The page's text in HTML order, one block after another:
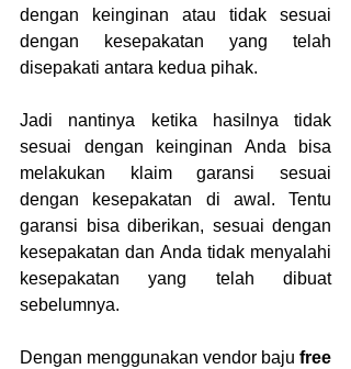
dengan keinginan atau tidak sesuai
dengan kesepakatan yang telah
disepakati antara kedua pihak.
Jadi nantinya ketika hasilnya tidak
sesuai dengan keinginan Anda bisa
melakukan klaim garansi sesuai
dengan kesepakatan di awal. Tentu
garansi bisa diberikan, sesuai dengan
kesepakatan dan Anda tidak menyalahi
kesepakatan yang telah dibuat
sebelumnya.
Dengan menggunakan vendor baju free